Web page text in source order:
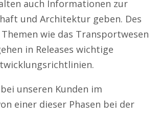
auch Informationen zur
und Architektur geben. Des
wie das Transportwesen
in Releases wichtige
unseren Kunden im
einer dieser Phasen bei der